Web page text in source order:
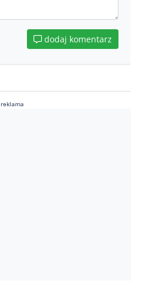
dodaj komentarz
reklama